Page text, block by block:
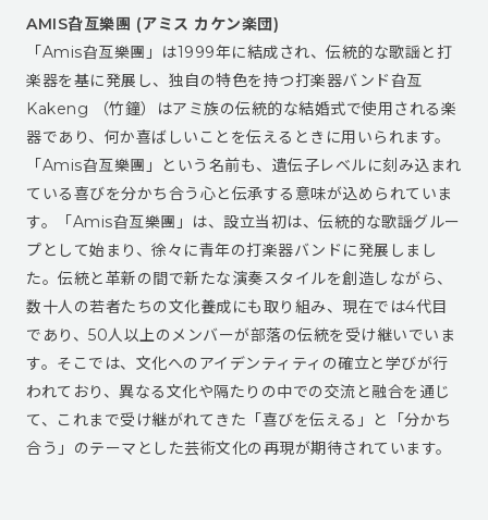
AMIS旮亙樂團 (アミス カケン楽団)
「Amis旮亙樂團」は1999年に結成され、伝統的な歌謡と打
楽器を基に発展し、独自の特色を持つ打楽器バンド旮亙
Kakeng ‬（竹鐘）はアミ族の伝統的な結婚式で使用される楽
器であり、何か喜ばしいことを伝えるときに用いられます。
「Amis旮亙樂團」という名前も、遺伝子レベルに刻み込まれ
ている喜びを分かち合う心と伝承する意味が込められていま
す。「Amis旮亙樂團」は、設立当初は、伝統的な歌謡グルー
プとして始まり、徐々に青年の打楽器バンドに発展しまし
た。伝統と革新の間で新たな演奏スタイルを創造しながら、
数十人の若者たちの文化養成にも取り組み、現在では4代目
であり、50人以上のメンバーが部落の伝統を受け継いでいま
す。そこでは、文化へのアイデンティティの確立と学びが行
われており、異なる文化や隔たりの中での交流と融合を通じ
て、これまで受け継がれてきた「喜びを伝える」と「分かち
合う」のテーマとした芸術文化の再現が期待されています。